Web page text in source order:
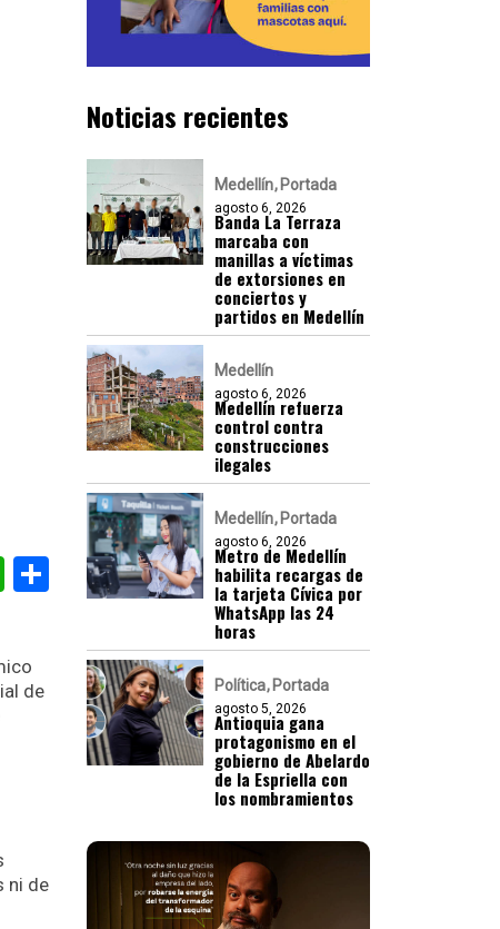
WhatsApp
Compartir
de
ni de
Noticias recientes
Medellín Portada
agosto 6, 2026
Banda La Terraza
marcaba con
manillas a víctimas
de extorsiones en
conciertos y
partidos en Medellín
Medellín
agosto 6, 2026
Medellín refuerza
control contra
construcciones
ilegales
Medellín Portada
agosto 6, 2026
Metro de Medellín
habilita recargas de
la tarjeta Cívica por
WhatsApp las 24
horas
Política Portada
agosto 5, 2026
Antioquia gana
protagonismo en el
gobierno de Abelardo
de la Espriella con
los nombramientos